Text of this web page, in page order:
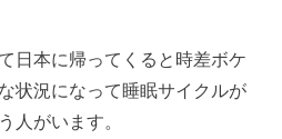
日本に帰ってくると時差ボケ
状況になって睡眠サイクルが
人がいます。